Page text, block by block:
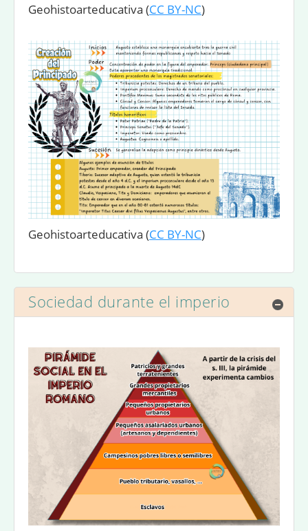
Geohistoarteducativa (CC BY-NC)
Geohistoarteducativa (CC BY-NC)
Sociedad durante el imperio